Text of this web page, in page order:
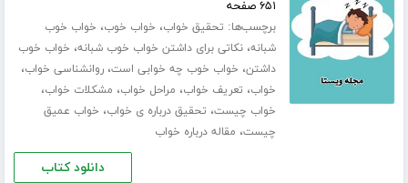
۶۵۱ صفحه
برچسب‌ها: تحقیق خواب، خواب خوب، خواب خوب
شبانه،نکاتی برای داشتن خواب خوب شبانه، خواب خوب
داشتن، خواب خوب چه خوابی است،روانشناسی خواب،
خواب، تعریف خواب، مراحل خواب، مشکلات خواب،
خواب چیست، تحقیق درباره ی خواب، خواب عمیق
چیست، مقاله درباره خواب
دانلود کتاب